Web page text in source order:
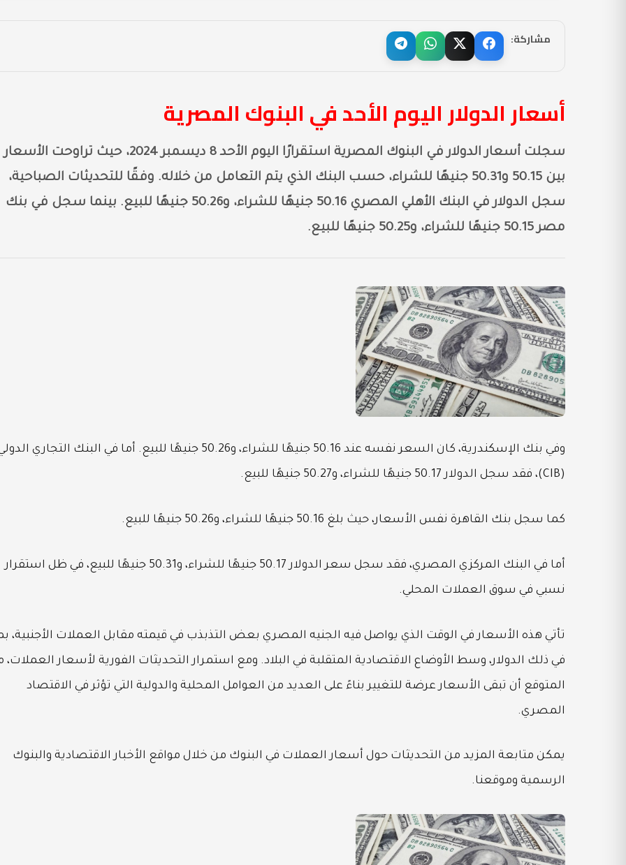
مشاركة:
أسعار الدولار اليوم الأحد في البنوك المصرية
سجلت أسعار الدولار في البنوك المصرية استقرارًا اليوم الأحد 8 ديسمبر 2024، حيث تراوحت الأسعار
بين 50.15 و50.31 جنيهًا للشراء، حسب البنك الذي يتم التعامل من خلاله. وفقًا للتحديثات الصباحية،
سجل الدولار في البنك الأهلي المصري 50.16 جنيهًا للشراء، و50.26 جنيهًا للبيع. بينما سجل في بنك
مصر 50.15 جنيهًا للشراء، و50.25 جنيهًا للبيع.
وفي بنك الإسكندرية، كان السعر نفسه عند 50.16 جنيهًا للشراء، و50.26 جنيهًا للبيع. أما في البنك التجاري
(CIB)، فقد سجل الدولار 50.17 جنيهًا للشراء، و50.27 جنيهًا للبيع.
كما سجل بنك القاهرة نفس الأسعار، حيث بلغ 50.16 جنيهًا للشراء، و50.26 جنيهًا للبيع.
أما في البنك المركزي المصري، فقد سجل سعر الدولار 50.17 جنيهًا للشراء، و50.31 جنيهًا للبيع، في ظل استقرار
نسبي في سوق العملات المحلي.
تأتي هذه الأسعار في الوقت الذي يواصل فيه الجنيه المصري بعض التذبذب في قيمته مقابل العملات الأجنبية،
في ذلك الدولار، وسط الأوضاع الاقتصادية المتقلبة في البلاد. ومع استمرار التحديثات الفورية لأسعار العملات،
المتوقع أن تبقى الأسعار عرضة للتغيير بناءً على العديد من العوامل المحلية والدولية التي تؤثر في الاقتصاد
المصري.
يمكن متابعة المزيد من التحديثات حول أسعار العملات في البنوك من خلال مواقع الأخبار الاقتصادية والبنوك
الرسمية وموقعنا.